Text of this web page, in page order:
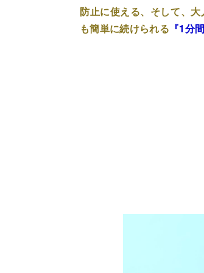
防止に使える、そして、大
も簡単に続けられる 『1分